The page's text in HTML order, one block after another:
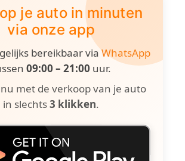
je auto in minuten
via onze app
bereikbaar viaWhatsApp
09:00 – 21:00 uur.
met de verkoop van je auto
in slechts3 klikken.